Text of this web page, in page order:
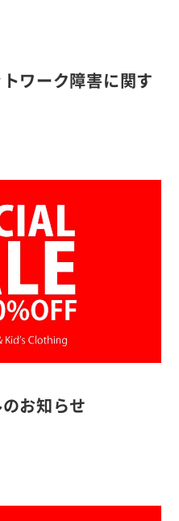
ワーク障害に関す
お知らせ